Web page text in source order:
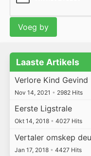
Laaste Artikels
Verlore Kind Gevind
Nov 14, 2021 • 2982 Hits
Eerste Ligstrale
Okt 14, 2018 • 4027 Hits
Vertaler omskep
Jan 17, 2018 • 4427 Hits